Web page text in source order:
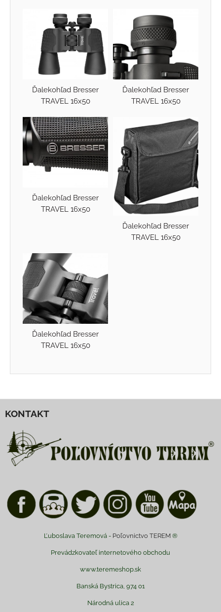
Ďalekohľad Bresser
TRAVEL 16x50
Ďalekohľad Bresser
TRAVEL 16x50
Ďalekohľad Bresser
TRAVEL 16x50
Ďalekohľad Bresser
TRAVEL 16x50
Ďalekohľad Bresser
TRAVEL 16x50
KONTAKT
Ľuboslava Teremová - Poľovnictvo TEREM®
Prevádzkovateľ internetového obchodu
www.teremeshop.sk
Banská Bystrica, 974 01
Národná ulica 2